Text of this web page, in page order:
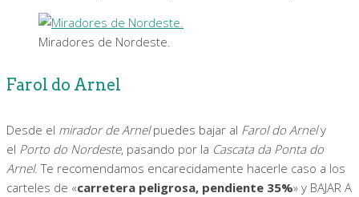
Miradores de Nordeste.
Farol do Arnel
Desde el mirador de Arnelpuedes bajar al Farol do Arnely
el Porto do Nordeste, pasando por la Cascata da Ponta do
Arnel. Te recomendamos encarecidamente hacerle caso a los
carteles de «carretera peligrosa, pendiente 35%» y BAJAR A